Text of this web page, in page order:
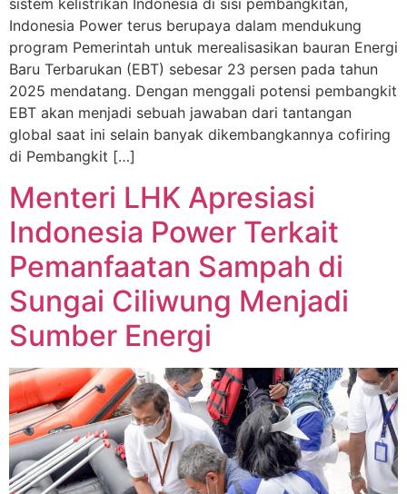
sistem kelistrikan Indonesia di sisi pembangkitan,
Indonesia Power terus berupaya dalam mendukung
program Pemerintah untuk merealisasikan bauran Energi
Baru Terbarukan (EBT) sebesar 23 persen pada tahun
2025 mendatang. Dengan menggali potensi pembangkit
EBT akan menjadi sebuah jawaban dari tantangan
global saat ini selain banyak dikembangkannya cofiring
di Pembangkit […]
Menteri LHK Apresiasi
Indonesia Power Terkait
Pemanfaatan Sampah di
Sungai Ciliwung Menjadi
Sumber Energi